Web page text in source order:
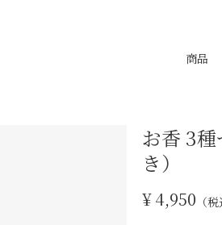
商品
お香 3
き）
¥ 4,950 税